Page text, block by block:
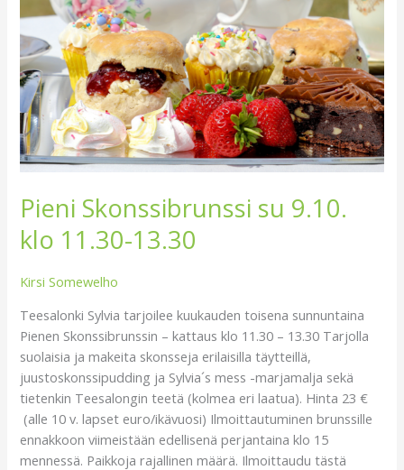
Pieni Skonssibrunssi su 9.10.
klo 11.30-13.30
Kirsi Somewelho
Teesalonki Sylvia tarjoilee kuukauden toisena sunnuntaina
Pienen Skonssibrunssin – kattaus klo 11.30 – 13.30 Tarjolla
suolaisia ja makeita skonsseja erilaisilla täytteillä,
juustoskonssipudding ja Sylvia´s mess -marjamalja sekä
tietenkin Teesalongin teetä (kolmea eri laatua). Hinta 23 €
(alle 10 v. lapset euro/ikävuosi) Ilmoittautuminen brunssille
ennakkoon viimeistään edellisenä perjantaina klo 15
mennessä. Paikkoja rajallinen määrä. Ilmoittaudu tästä